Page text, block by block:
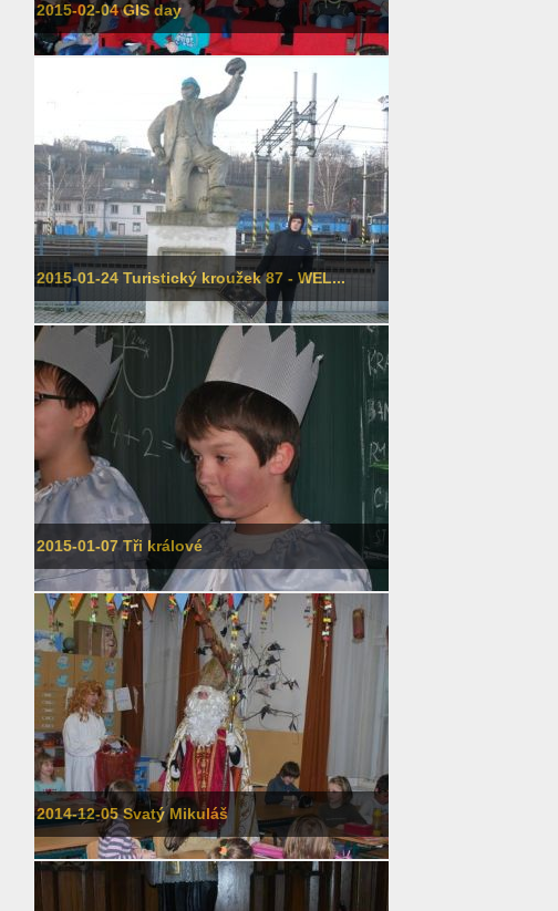
2015-02-04 GIS day
2015-01-24 Turistický kroužek 87 - WEL...
2015-01-07 Tři králové
2014-12-05 Svatý Mikuláš